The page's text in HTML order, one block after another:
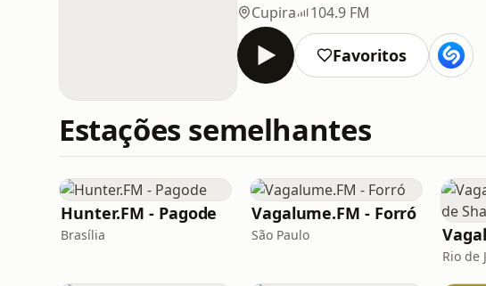
Cupira
104.9 FM
Favoritos
Estações semelhantes
Hunter.FM - Pagode
Brasília
Vagalume.FM - Forró
São Paulo
Rio de